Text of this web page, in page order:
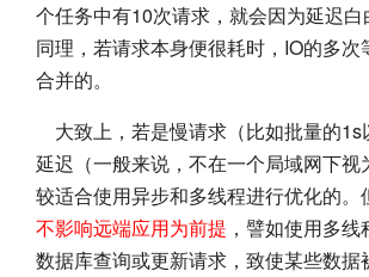
个任务中有10次请求，就会因为延迟白
同理，若请求本身便很耗时，IO的多次
合并的。
大致上，若是慢请求（比如批量的1s
延迟（一般来说，不在一个局域网下视
较适合使用异步和多线程进行优化的。
不影响远端应用为前提 ，譬如使用多
数据库查询或更新请求，致使某些数据